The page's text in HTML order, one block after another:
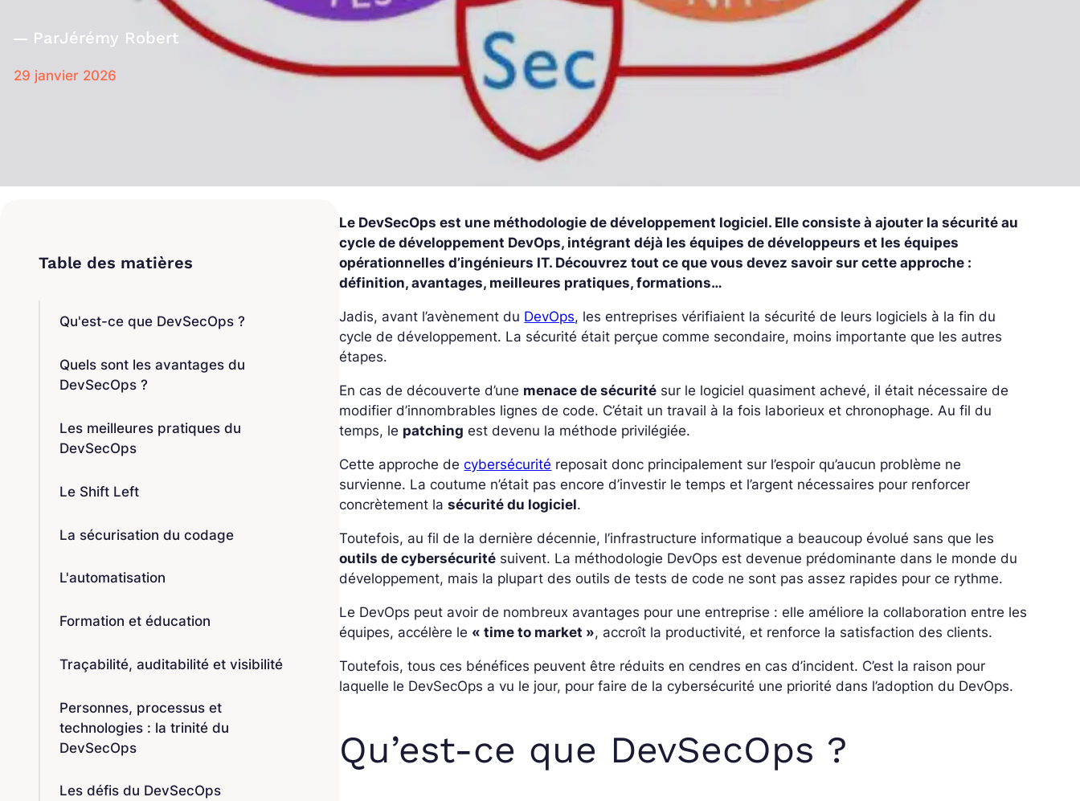
ParJérémy Robert
29 janvier 2026
Qu'est-ce que DevSecOps ?
Quels sont les avantages du
DevSecOps ?
Les meilleures pratiques du
DevSecOps
Le Shift Left
La sécurisation du codage
L'automatisation
Formation et éducation
Traçabilité, auditabilité et visibilité
Personnes, processus et
technologies : la trinité du
DevSecOps
Les défis du DevSecOps
Le DevSecOps est une méthodologie de développement logiciel. Elle consiste à ajouter la sécurité au
cycle de développement DevOps, intégrant déjà les équipes de développeurs et les équipes
opérationnelles d’ingénieurs IT. Découvrez tout ce que vous devez savoir sur cette approche :
définition, avantages, meilleures pratiques, formations…
Jadis, avant l’avènement du DevOps, les entreprises vérifiaient la sécurité de leurs logiciels à la fin du
cycle de développement. La sécurité était perçue comme secondaire, moins importante que les autres
étapes.
En cas de découverte d’une menace de sécurité sur le logiciel quasiment achevé, il était nécessaire de
modifier d’innombrables lignes de code. C’était un travail à la fois laborieux et chronophage. Au fil du
temps, le patching est devenu la méthode privilégiée.
Cette approche decybersécurité reposait donc principalement sur l’espoir qu’aucun problème ne
survienne. La coutume n’était pas encore d’investir le temps et l’argent nécessaires pour renforcer
concrètement lasécurité du logiciel.
Toutefois, au fil de la dernière décennie, l’infrastructure informatique a beaucoup évolué sans que les
outils de cybersécurité suivent. La méthodologie DevOps est devenue prédominante dans le monde du
développement, mais la plupart des outils de tests de code ne sont pas assez rapides pour ce rythme.
Le DevOps peut avoir de nombreux avantages pour une entreprise : elle améliore la collaboration entre les
équipes, accélère le « time to market », accroît la productivité, et renforce la satisfaction des clients.
Toutefois, tous ces bénéfices peuvent être réduits en cendres en cas d’incident. C’est la raison pour
laquelle le DevSecOps a vu le jour, pour faire de la cybersécurité une priorité dans l’adoption du DevOps.
Qu’est-ce que DevSecOps ?